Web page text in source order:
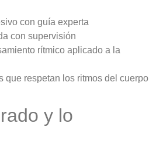
con guía experta
con supervisión
rítmico aplicado a la
que respetan los ritmos del cuerpo
y lo